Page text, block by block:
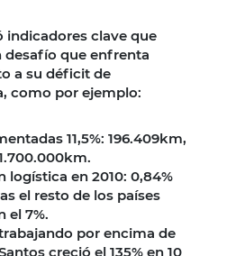
indicadores clave que
desafío que enfrenta
a su déficit de
como por ejemplo:
11,5%: 196.409km,
en 2010: 0,84%
el resto de los países
el 7%.
por encima de
creció el 135% en 10